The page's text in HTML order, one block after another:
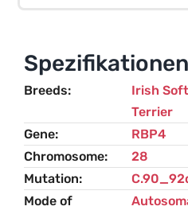
Soft
Coated
Wheaten
Spezifikationen
Breeds
Irish
Terrier
Gene
RBP4
Chromosome
28
Mutation
Mode of